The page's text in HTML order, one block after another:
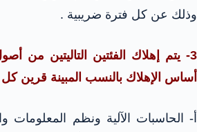
وذلك عن كل فترة ضريبية .
3- يتم إهلاك الفئتين التاليتين من
أساس الإهلاك بالنسب المبينة قرين كل
أ- الحاسبات الآلية ونظم المعلومات